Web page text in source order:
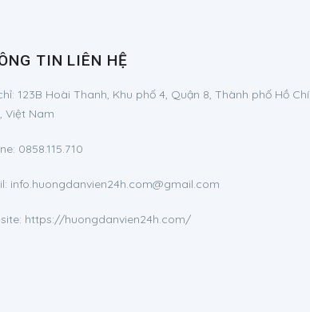
TIN LIÊN HỆ
123B Hoài Thanh, Khu phố 4, Quận 8, Thành phố Hồ Chí
Việt Nam
0858.115.710
info.huongdanvien24h.com@gmail.com
https://huongdanvien24h.com/